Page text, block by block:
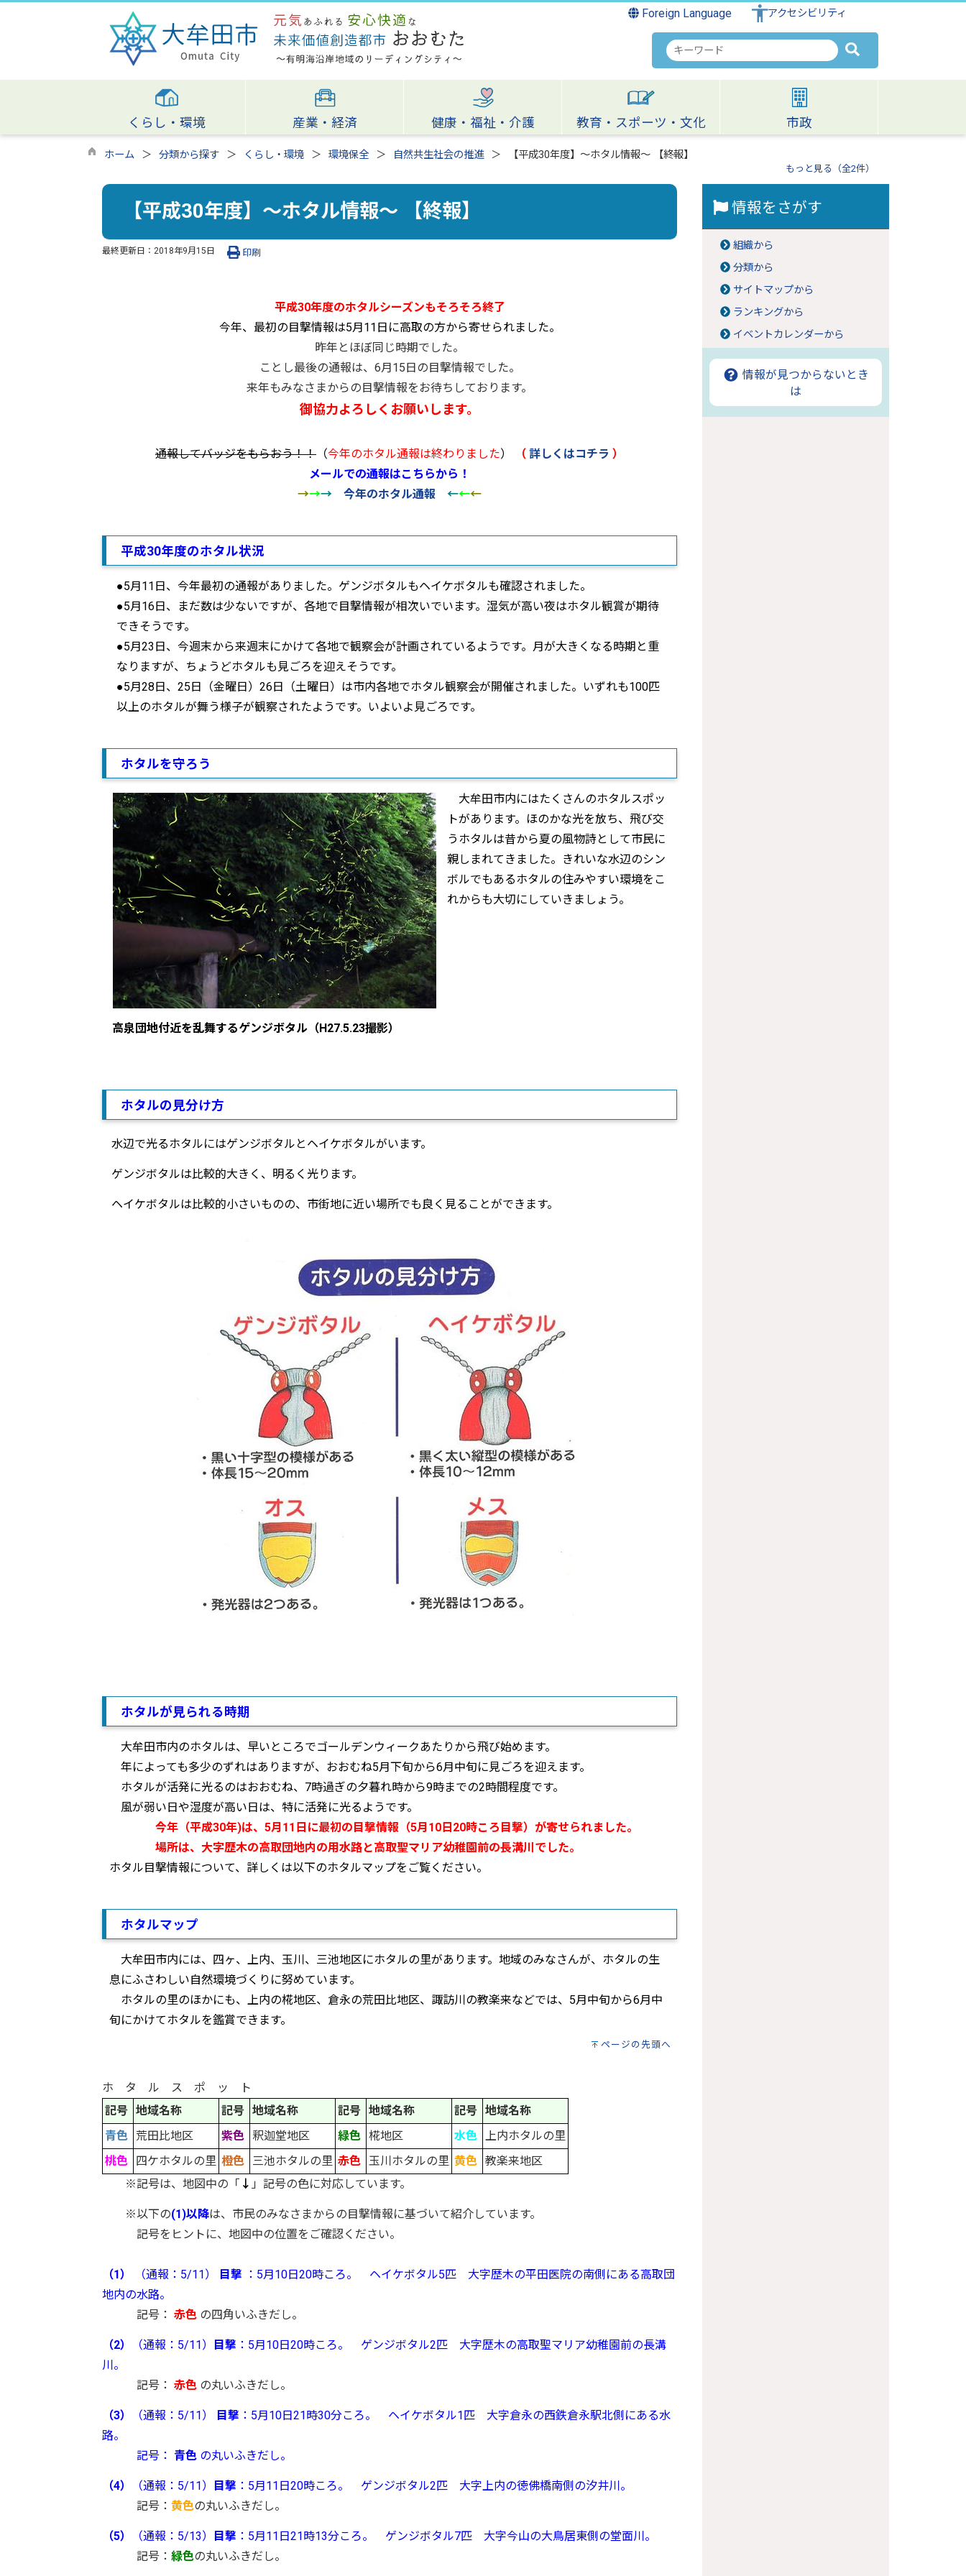
Foreign Language アクセシビリティ
検
索
キ
ワ
ー
ド
くらし・環境 産業・経済 健康・福祉・介護 教育・スポーツ・文化 市政
ホーム 分類から探す くらし・環境 環境保全 自然共生社会の推進 【平成30年度】～ホタル情報～ 【終報】
もっと見る（全2件）
【平成30年度】～ホタル情報～ 【終報】
最終更新日： 2018年9月15日 印刷
平成30年度のホタルシーズンもそろそろ終了
今年、最初の目撃情報は5月11日に高取の方から寄せられました。
昨年とほぼ同じ時期でした。
ことし最後の通報は、6月15日の目撃情報でした。
来年もみなさまからの目撃情報をお待ちしております。
御協力よろしくお願いします。
通報してバッジをもらおう！！ （今年のホタル通報は終わりました） （ 詳しくはコチラ ）
メールでの通報はこちらから！
→→→ 今年のホタル通報 ←←←
平成30年度のホタル状況
●5月11日、今年最初の通報がありました。ゲンジボタルもヘイケボタルも確認されました。
●5月16日、まだ数は少ないですが、各地で目撃情報が相次いでいます。湿気が高い夜はホタル観賞が期待
できそうです。
●5月23日、今週末から来週末にかけて各地で観察会が計画されているようです。月が大きくなる時期と重
なりますが、ちょうどホタルも見ごろを迎えそうです。
●5月28日、25日（金曜日）26日（土曜日）は市内各地でホタル観察会が開催されました。いずれも100匹
以上のホタルが舞う様子が観察されたようです。いよいよ見ごろです。
ホタルを守ろう
大牟田市内にはたくさんのホタルスポッ
トがあります。ほのかな光を放ち、飛び交
うホタルは昔から夏の風物詩として市民に
親しまれてきました。きれいな水辺のシン
ボルでもあるホタルの住みやすい環境をこ
れからも大切にしていきましょう。
高泉団地付近を乱舞するゲンジボタル（H27.5.23撮影）
ホタルの見分け方
水辺で光るホタルにはゲンジボタルとヘイケボタルがいます。
ゲンジボタルは比較的大きく、明るく光ります。
ヘイケボタルは比較的小さいものの、市街地に近い場所でも良く見ることができます。
ホタルが見られる時期
大牟田市内のホタルは、早いところでゴールデンウィークあたりから飛び始めます。
年によっても多少のずれはありますが、おおむね5月下旬から6月中旬に見ごろを迎えます。
ホタルが活発に光るのはおおむね、7時過ぎの夕暮れ時から9時までの2時間程度です。
風が弱い日や湿度が高い日は、特に活発に光るようです。
今年（平成30年)は、5月11日に最初の目撃情報（5月10日20時ころ目撃）が寄せられました。
場所は、大字歴木の高取団地内の用水路と高取聖マリア幼稚園前の長溝川でした。
ホタル目撃情報について、詳しくは以下のホタルマップをご覧ください。
ホタルマップ
大牟田市内には、四ヶ、上内、玉川、三池地区にホタルの里があります。地域のみなさんが、ホタルの生
息にふさわしい自然環境づくりに努めています。
ホタルの里のほかにも、上内の椛地区、倉永の荒田比地区、諏訪川の教楽来などでは、5月中旬から6月中
旬にかけてホタルを鑑賞できます。
ページの先頭へ
ホ タ ル ス ポ ッ ト
記号 地域名称 記号 地域名称 記号 地域名称 記号 地域名称
青色
荒田比地区 紫色 釈迦堂地区 緑色 椛地区 水色
上内ホタルの里
桃色
四ケホタルの里 橙色 三池ホタルの里 赤色 玉川ホタルの里 黄色 教楽来地区
※記号は、地図中の「 ↓ 」記号の色に対応しています。
※以下の(1)以降は、市民のみなさまからの目撃情報に基づいて紹介しています。
記号をヒントに、地図中の位置をご確認ください。
（1） （通報：5/11） 目撃 ：5月10日20時ころ。 ヘイケボタル5匹 大字歴木の平田医院の南側にある高取団
地内の水路。
記号： 赤色 の四角いふきだし。
（2） （通報：5/11） 目撃 ：5月10日20時ころ。 ゲンジボタル2匹 大字歴木の高取聖マリア幼稚園前の長溝
川。
記号： 赤色 の丸いふきだし。
（3） （通報：5/11） 目撃 ：5月10日21時30分ころ。 ヘイケボタル1匹 大字倉永の西鉄倉永駅北側にある水
路。
記号： 青色 の丸いふきだし。
（4） （通報：5/11） 目撃 ：5月11日20時ころ。 ゲンジボタル2匹 大字上内の徳佛橋南側の汐井川。
記号： 黄色の丸いふきだし。
（5） （通報：5/13） 目撃 ：5月11日21時13分ころ。 ゲンジボタル7匹 大字今山の大鳥居東側の堂面川。
記号： 緑色の丸いふきだし。
情報をさがす
組織から
分類から
サイトマップから
ランキングから
イベントカレンダーから
情報が見つからないとき
は